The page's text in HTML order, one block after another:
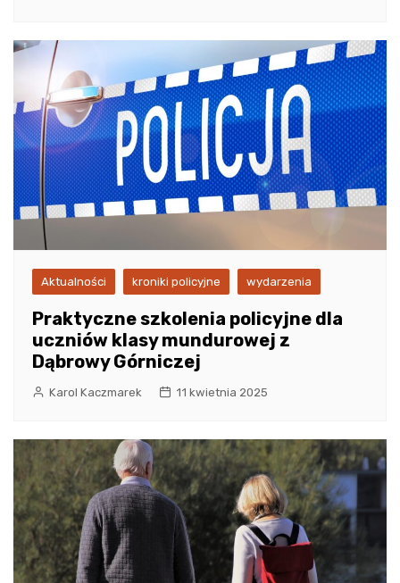
Aktualności kroniki policyjne wydarzenia
Praktyczne szkolenia policyjne dla
uczniów klasy mundurowej z
Dąbrowy Górniczej
Karol Kaczmarek 11 kwietnia 2025